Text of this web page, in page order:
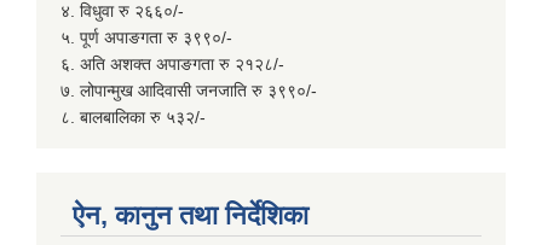
४. विधुवा रु २६६०/-
५. पूर्ण अपाङगता रु ३९९०/-
६. अति अशक्त अपाङगता रु २१२८/-
७. लोपान्मुख आदिवासी जनजाति रु ३९९०/-
८. बालबालिका रु ५३२/-
ऐन, कानुन तथा निर्देशिका